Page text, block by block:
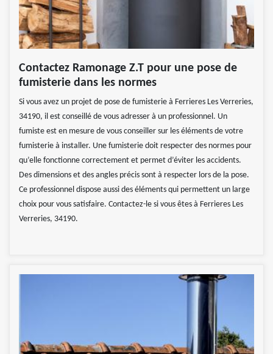
Contactez Ramonage Z.T pour une pose de
fumisterie dans les normes
Si vous avez un projet de pose de fumisterie à Ferrieres Les Verreries,
34190, il est conseillé de vous adresser à un professionnel. Un
fumiste est en mesure de vous conseiller sur les éléments de votre
fumisterie à installer. Une fumisterie doit respecter des normes pour
qu’elle fonctionne correctement et permet d’éviter les accidents.
Des dimensions et des angles précis sont à respecter lors de la pose.
Ce professionnel dispose aussi des éléments qui permettent un large
choix pour vous satisfaire. Contactez-le si vous êtes à Ferrieres Les
Verreries, 34190.